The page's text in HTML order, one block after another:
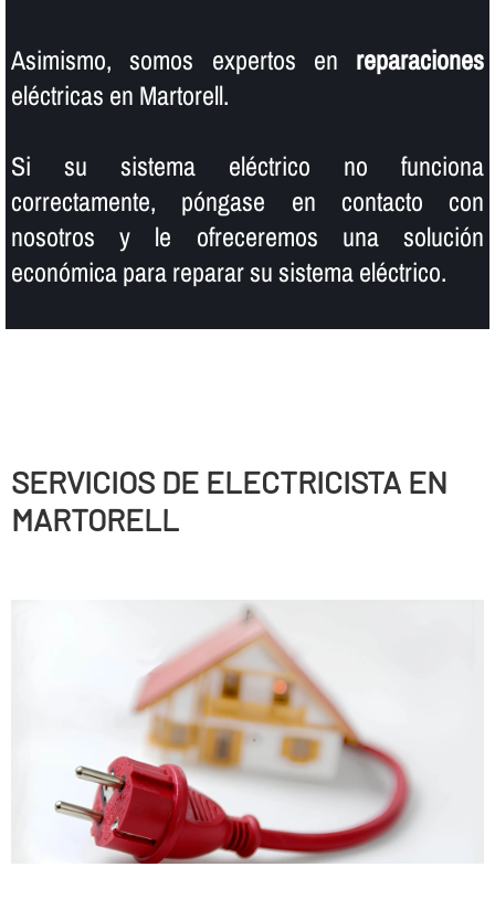
Asimismo, somos expertos en reparaciones
eléctricas en Martorell.
Si su sistema eléctrico no funciona
correctamente, póngase en contacto con
nosotros y le ofreceremos una solución
económica para reparar su sistema eléctrico.
SERVICIOS DE ELECTRICISTA EN
MARTORELL